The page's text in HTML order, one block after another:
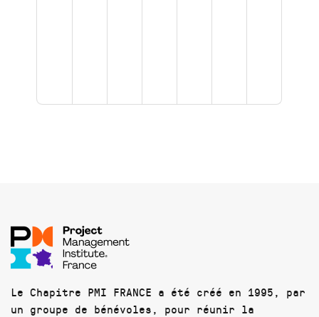
Le Chapitre PMI FRANCE a été créé en 1995, par
un groupe de bénévoles, pour réunir la